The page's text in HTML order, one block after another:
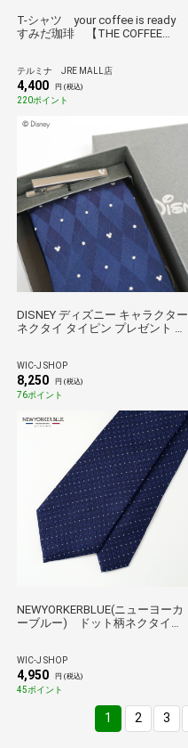
T-シャツ your coffee is ready
すみだ珈琲 【THE COFFEE
テルミナ JRE MALL店
4,400 円 (税込)
220ポイント
DISNEY ディズニー キャラクター
ネクタイ タイピン プレゼント 父
08
WIC-J SHOP
8,250 円 (税込)
76ポイント
NEWYORKERBLUE(ニューヨーカ
ーブルー) ドット柄ネクタイ
WIC-J SHOP
4,950 円 (税込)
45ポイント
1 2 3